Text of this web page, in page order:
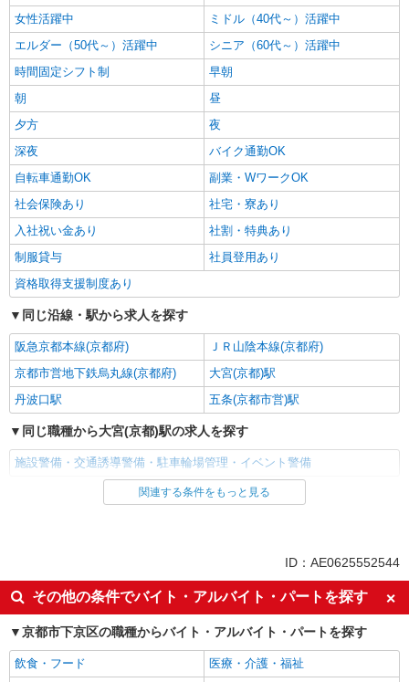
女性活躍中
ミドル（40代～）活躍中
エルダー（50代～）活躍中
シニア（60代～）活躍中
時間固定シフト制
早朝
朝
昼
夕方
夜
深夜
バイク通勤OK
自転車通勤OK
副業・WワークOK
社会保険あり
社宅・寮あり
入社祝い金あり
社割・特典あり
制服貸与
社員登用あり
資格取得支援制度あり
同じ沿線・駅から求人を探す
阪急京都本線(京都府)
ＪＲ山陰本線(京都府)
京都市営地下鉄烏丸線(京都府)
大宮(京都)駅
丹波口駅
五条(京都市営)駅
同じ職種から大宮(京都)駅の求人を探す
施設警備・交通誘導警備・駐車輪場管理・イベント警備
同じ雇用形態から大宮(京都)駅の求人を探す
同じ特徴から大宮(京都)駅の求人を探す
未経験歓迎
経験者・有資格者歓迎
女性活躍中
ミドル（40代～）活躍中
エルダー（50代～）活躍中
シニア（60代～）活躍中
関連する条件をもっと見る
ID：AE0625552544
その他の条件でバイト・アルバイト・パートを探す
京都市下京区の職種からバイト・アルバイト・パートを探す
飲食・フード
医療・介護・福祉